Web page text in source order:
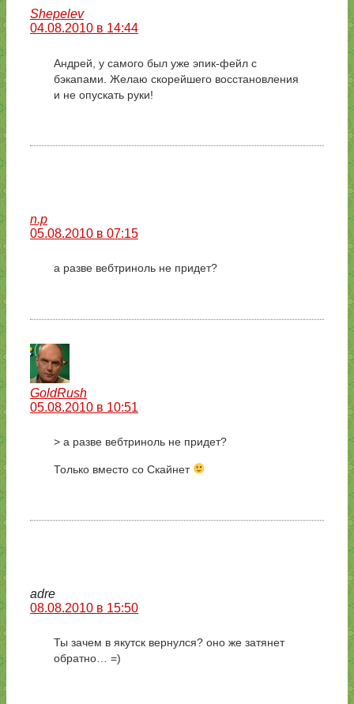
Shepelev
04.08.2010 в 14:44
Андрей, у самого был уже эпик-фейл с
бэкапами. Желаю скорейшего восстановления
и не опускать руки!
n.p
05.08.2010 в 07:15
а разве вебтриноль не придет?
GoldRush
05.08.2010 в 10:51
> а разве вебтриноль не придет?
Только вместо со Скайнет
adre
08.08.2010 в 15:50
Ты зачем в якутск вернулся? оно же затянет
обратно… =)